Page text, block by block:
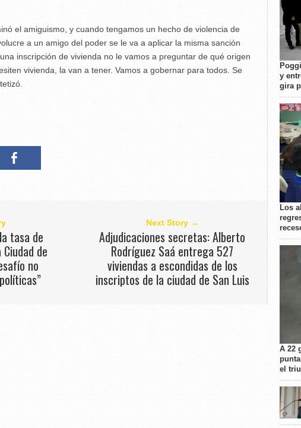
el amiguismo, y cuando tengamos un hecho de violencia de
a un amigo del poder se le va a aplicar la misma sanción
inscripción de vivienda no le vamos a preguntar de qué origen
vivienda, la van a tener. Vamos a gobernar para todos. Se
tasa de
de
no
Next Story →
Adjudicaciones secretas: Alberto
Rodríguez Saá entrega 527
viviendas a escondidas de los
inscriptos de la ciudad de San Luis
y
gira
Los
A 22
el